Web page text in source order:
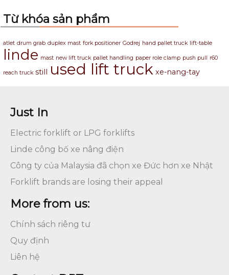
Từ khóa sản phẩm
atlet drum grab duplex mast fork positioner Godrej hand pallet truck lift-table
linde mast new lift truck pallet handling paper role clamp push pull r60
reach truck still used lift truck xe-nang-tay
Just In
Electric forklift or LPG forklifts
Linde công bố xe nâng điện
Công ty của Malaysia đã chọn xe Đức hơn xe Nhật
Forklift brands are losing their appeal
More from us:
Chính sách riêng tư
Quy định
Liên hệ